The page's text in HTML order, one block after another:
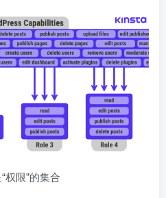
“权限”的集合